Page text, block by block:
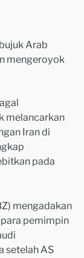
Arab
mengeroyok
melancarkan
Iran di
pada
mengadakan
pemimpin
setelah AS